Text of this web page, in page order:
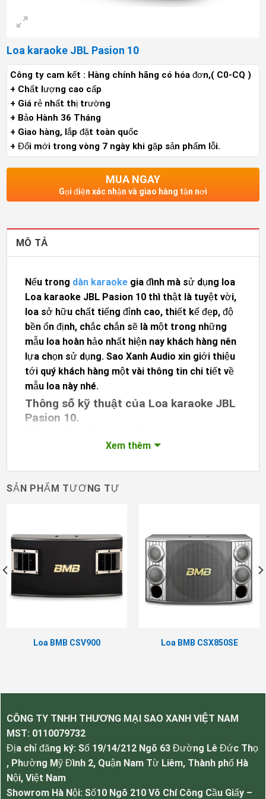
Loa karaoke JBL Pasion 10
Công ty cam kết : Hàng chính hãng có hóa đơn,( C0-CQ )
+ Chất lượng cao cấp
+ Giá rẻ nhất thị trường
+ Bảo Hành 36 Tháng
+ Giao hàng, lắp đặt toàn quốc
+ Đổi mới trong vòng 7 ngày khi gặp sản phẩm lỗi.
MUA NGAY
Gọi điện xác nhận và giao hàng tận nơi
MÔ TẢ
Nếu trong dàn karaoke gia đình mà sử dụng loa
Loa karaoke JBL Pasion 10 thì thật là tuyệt vời,
loa sở hữu chất tiếng đỉnh cao, thiết kế đẹp, độ
bền ổn định, chắc chắn sẽ là một trong những
mẫu loa hoàn hảo nhất hiện nay khách hàng nên
lựa chọn sử dụng. Sao Xanh Audio xin giới thiệu
tới quý khách hàng một vài thông tin chi tiết về
mẫu loa này nhé.
Thông số kỹ thuật của Loa karaoke JBL
Pasion 10.
Công suất RMS: 200W
Độ nhạy: 90dB
Trọng lượng: 11kg
Xem thêm
SẢN PHẨM TƯƠNG TỰ
Loa BMB CSV900 Loa BMB CSX850SE
CÔNG TY TNHH THƯƠNG MẠI SAO XANH VIỆT NAM
MST: 0110079732
Địa chỉ đăng ký: Số 19/14/212 Ngõ 63 Đường Lê Đức Thọ
, Phường Mỹ Đình 2, Quận Nam Từ Liêm, Thành phố Hà
Nội, Việt Nam
Showrom Hà Nội: Số10 Ngõ 210 Võ Chí Công Cầu Giấy –